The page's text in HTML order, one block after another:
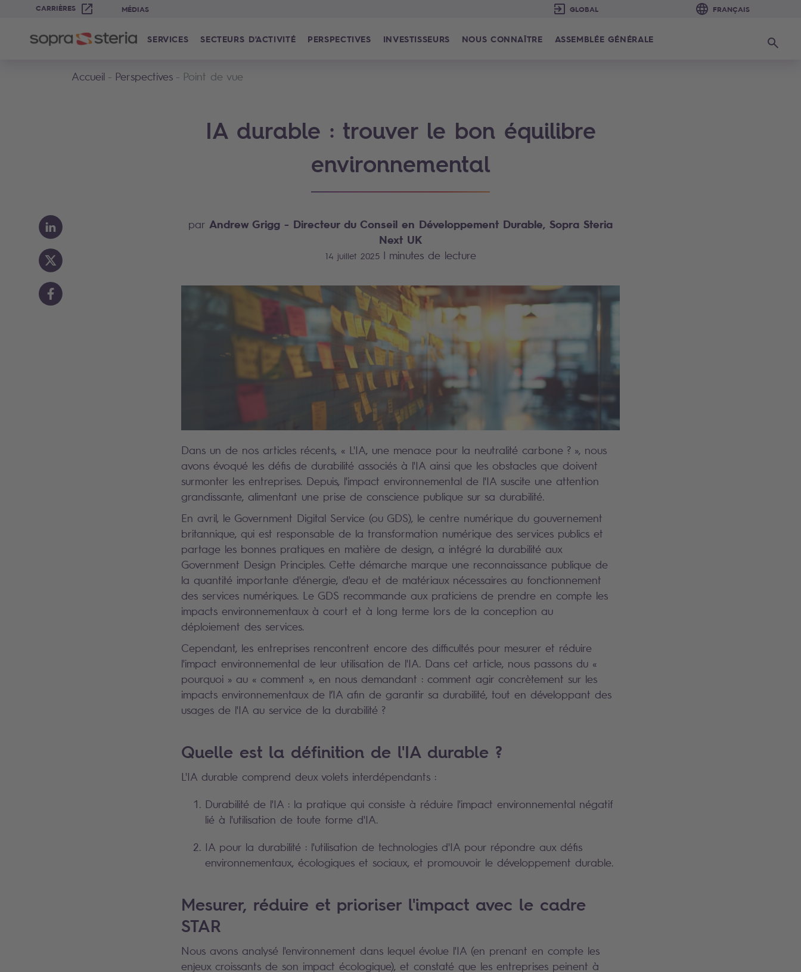
CARRIÈRES MÉDIAS
SERVICES SECTEURS D'ACTIVITÉ PERSPECTIVES INVESTISSEURS NOUS CONNAÎTRE ASSEMBLÉE GÉNÉRALE
Accueil Perspectives Point de vue
IA durable : trouver le bon équilibre
environnemental
par Andrew Grigg - Directeur du Conseil en Développement Durable, Sopra Steria
Next UK
14 juillet 2025 | minutes de lecture
Dans un de nos articles récents, « L'IA, une menace pour la neutralité carbone ? », nous
avons évoqué les défis de durabilité associés à l'IA ainsi que les obstacles que doivent
surmonter les entreprises. Depuis, l'impact environnemental de l'IA suscite une attention
grandissante, alimentant une prise de conscience publique sur sa durabilité.
En avril, le Government Digital Service (ou GDS), le centre numérique du gouvernement
britannique, qui est responsable de la transformation numérique des services publics et
partage les bonnes pratiques en matière de design, a intégré la durabilité aux
Government Design Principles. Cette démarche marque une reconnaissance publique de
la quantité importante d'énergie, d'eau et de matériaux nécessaires au fonctionnement
des services numériques. Le GDS recommande aux praticiens de prendre en compte les
impacts environnementaux à court et à long terme lors de la conception au
déploiement des services.
Cependant, les entreprises rencontrent encore des difficultés pour mesurer et réduire
l'impact environnemental de leur utilisation de l'IA. Dans cet article, nous passons du «
pourquoi » au « comment », en nous demandant : comment agir concrètement sur les
impacts environnementaux de l’IA afin de garantir sa durabilité, tout en développant des
usages de l'IA au service de la durabilité ?
Quelle est la définition de l'IA durable ?
L'IA durable comprend deux volets interdépendants :
Durabilité de l'IA : la pratique qui consiste à réduire l'impact environnemental négatif
lié à l'utilisation de toute forme d'IA.
IA pour la durabilité : l'utilisation de technologies d'IA pour répondre aux défis
environnementaux, écologiques et sociaux, et promouvoir le développement durable.
Mesurer, réduire et prioriser l'impact avec le cadre
STAR
Nous avons analysé l'environnement dans lequel évolue l'IA (en prenant en compte les
enjeux croissants de son impact écologique), et constaté que les entreprises peinent à